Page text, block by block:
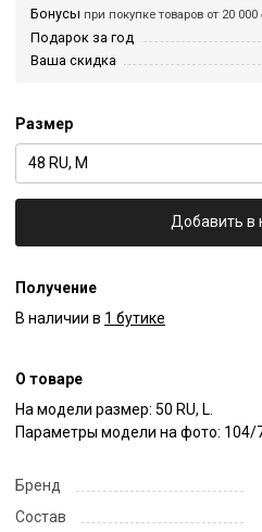
Бонусы при покупке товаров от 20 000
Подарок за год
Ваша скидка
Размер
48 RU, M
Добавить в
Получение
В наличии в 1 бутике
О товаре
На модели размер: 50 RU, L.
Параметры модели на фото: 104/
Бренд
Состав